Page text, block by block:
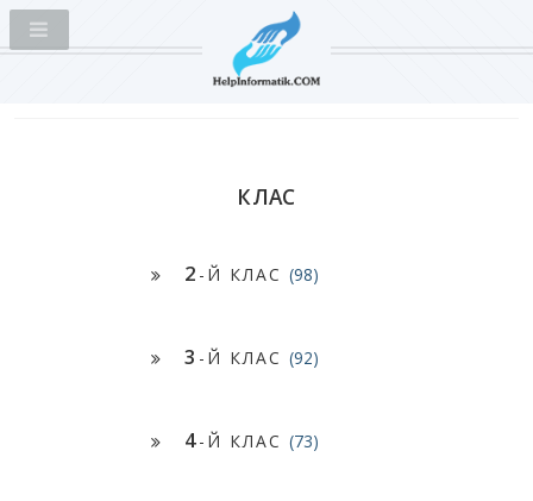
КЛАС
2 -Й КЛАС (98)
3 -Й КЛАС (92)
4-Й КЛАС (73)